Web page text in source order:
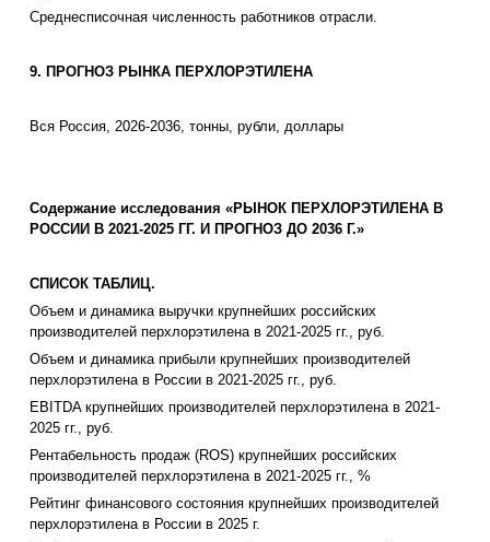
Среднесписочная численность работников отрасли.
9. ПРОГНОЗ РЫНКА ПЕРХЛОРЭТИЛЕНА
Вся Россия, 2026-2036, тонны, рубли, доллары
Содержание исследования «РЫНОК ПЕРХЛОРЭТИЛЕНА В
РОССИИ В 2021-2025 ГГ. И ПРОГНОЗ ДО 2036 Г.»
СПИСОК ТАБЛИЦ.
Объем и динамика выручки крупнейших российских
производителей перхлорэтилена в 2021-2025 гг., руб.
Объем и динамика прибыли крупнейших производителей
перхлорэтилена в России в 2021-2025 гг., руб.
EBITDA крупнейших производителей перхлорэтилена в 2021-
2025 гг., руб.
Рентабельность продаж (ROS) крупнейших российских
производителей перхлорэтилена в 2021-2025 гг., %
Рейтинг финансового состояния крупнейших производителей
перхлорэтилена в России в 2025 г.